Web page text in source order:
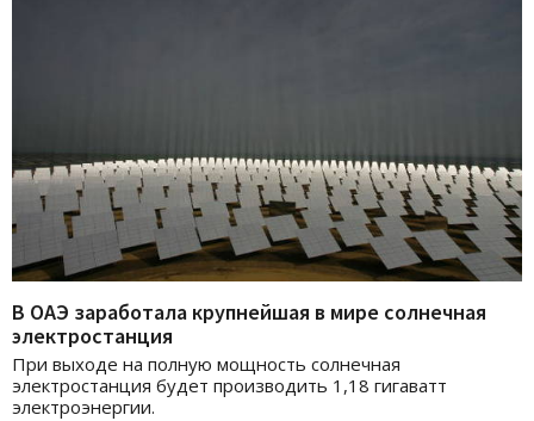
В ОАЭ заработала крупнейшая в мире солнечная
электростанция
При выходе на полную мощность солнечная
электростанция будет производить 1,18 гигаватт
электроэнергии.